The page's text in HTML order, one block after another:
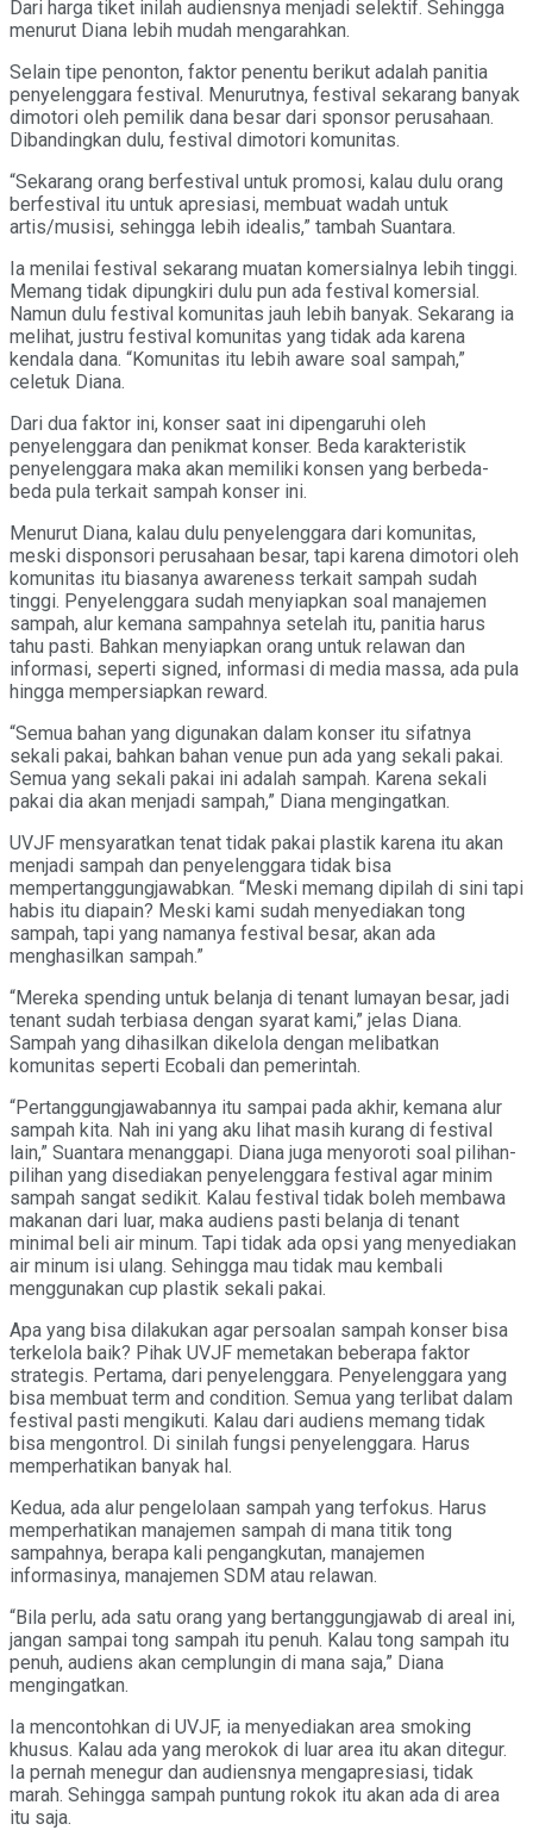
Dari harga tiket inilah audiensnya menjadi selektif. Sehingga
menurut Diana lebih mudah mengarahkan.
Selain tipe penonton, faktor penentu berikut adalah panitia
penyelenggara festival. Menurutnya, festival sekarang banyak
dimotori oleh pemilik dana besar dari sponsor perusahaan.
Dibandingkan dulu, festival dimotori komunitas.
“Sekarang orang berfestival untuk promosi, kalau dulu orang
berfestival itu untuk apresiasi, membuat wadah untuk
artis/musisi, sehingga lebih idealis,” tambah Suantara.
Ia menilai festival sekarang muatan komersialnya lebih tinggi.
Memang tidak dipungkiri dulu pun ada festival komersial.
Namun dulu festival komunitas jauh lebih banyak. Sekarang ia
melihat, justru festival komunitas yang tidak ada karena
kendala dana. “Komunitas itu lebih aware soal sampah,”
celetuk Diana.
Dari dua faktor ini, konser saat ini dipengaruhi oleh
penyelenggara dan penikmat konser. Beda karakteristik
penyelenggara maka akan memiliki konsen yang berbeda-
beda pula terkait sampah konser ini.
Menurut Diana, kalau dulu penyelenggara dari komunitas,
meski disponsori perusahaan besar, tapi karena dimotori oleh
komunitas itu biasanya awareness terkait sampah sudah
tinggi. Penyelenggara sudah menyiapkan soal manajemen
sampah, alur kemana sampahnya setelah itu, panitia harus
tahu pasti. Bahkan menyiapkan orang untuk relawan dan
informasi, seperti signed, informasi di media massa, ada pula
hingga mempersiapkan reward.
“Semua bahan yang digunakan dalam konser itu sifatnya
sekali pakai, bahkan bahan venue pun ada yang sekali pakai.
Semua yang sekali pakai ini adalah sampah. Karena sekali
pakai dia akan menjadi sampah,” Diana mengingatkan.
UVJF mensyaratkan tenat tidak pakai plastik karena itu akan
menjadi sampah dan penyelenggara tidak bisa
mempertanggungjawabkan. “Meski memang dipilah di sini tapi
habis itu diapain? Meski kami sudah menyediakan tong
sampah, tapi yang namanya festival besar, akan ada
menghasilkan sampah.”
“Mereka spending untuk belanja di tenant lumayan besar, jadi
tenant sudah terbiasa dengan syarat kami,” jelas Diana.
Sampah yang dihasilkan dikelola dengan melibatkan
komunitas seperti Ecobali dan pemerintah.
“Pertanggungjawabannya itu sampai pada akhir, kemana alur
sampah kita. Nah ini yang aku lihat masih kurang di festival
lain,” Suantara menanggapi. Diana juga menyoroti soal pilihan-
pilihan yang disediakan penyelenggara festival agar minim
sampah sangat sedikit. Kalau festival tidak boleh membawa
makanan dari luar, maka audiens pasti belanja di tenant
minimal beli air minum. Tapi tidak ada opsi yang menyediakan
air minum isi ulang. Sehingga mau tidak mau kembali
menggunakan cup plastik sekali pakai.
Apa yang bisa dilakukan agar persoalan sampah konser bisa
terkelola baik? Pihak UVJF memetakan beberapa faktor
strategis. Pertama, dari penyelenggara. Penyelenggara yang
bisa membuat term and condition. Semua yang terlibat dalam
festival pasti mengikuti. Kalau dari audiens memang tidak
bisa mengontrol. Di sinilah fungsi penyelenggara. Harus
memperhatikan banyak hal.
Kedua, ada alur pengelolaan sampah yang terfokus. Harus
memperhatikan manajemen sampah di mana titik tong
sampahnya, berapa kali pengangkutan, manajemen
informasinya, manajemen SDM atau relawan.
“Bila perlu, ada satu orang yang bertanggungjawab di areal ini,
jangan sampai tong sampah itu penuh. Kalau tong sampah itu
penuh, audiens akan cemplungin di mana saja,” Diana
mengingatkan.
Ia mencontohkan di UVJF, ia menyediakan area smoking
khusus. Kalau ada yang merokok di luar area itu akan ditegur.
Ia pernah menegur dan audiensnya mengapresiasi, tidak
marah. Sehingga sampah puntung rokok itu akan ada di area
itu saja.